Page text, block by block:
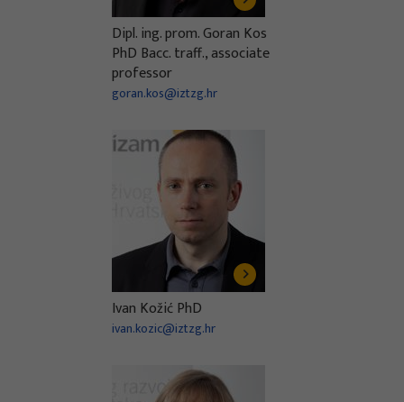
Dipl. ing. prom. Goran Kos
PhD Bacc. traff., associate
professor
goran.kos@iztzg.hr
Ivan Kožić PhD
ivan.kozic@iztzg.hr